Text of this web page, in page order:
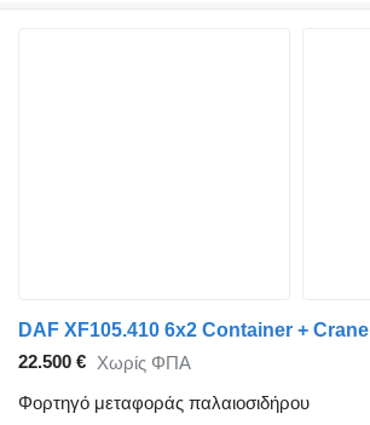
DAF XF105.410 6x2 Container + Crane
22.500 € Χωρίς ΦΠΑ
Φορτηγό μεταφοράς παλαιοσιδήρου